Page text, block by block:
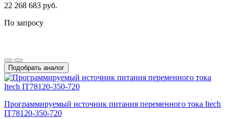
22 268 683 руб.
По запросу
Подобрать аналог
Программируемый источник питания переменного тока Itech
IT78120-350-720